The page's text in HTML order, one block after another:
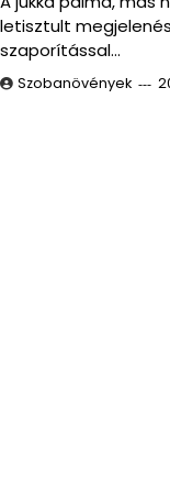
letisztult
szaporítással…
Szobanövények